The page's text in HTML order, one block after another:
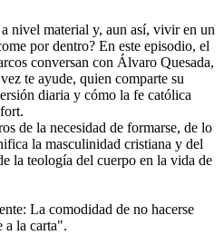
nivel material y, aun así, vivir en un
por dentro? En este episodio, el
conversan con Álvaro Quesada,
te ayude, quien comparte su
diaria y cómo la fe católica
de la necesidad de formarse, de lo
la masculinidad cristiana y del
la teología del cuerpo en la vida de
La comodidad de no hacerse
a la carta".